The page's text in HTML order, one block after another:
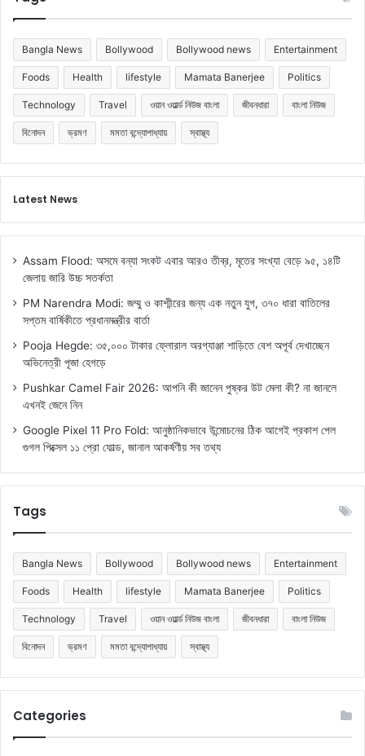
Bangla News Bollywood Bollywood news Entertainment
Foods Health lifestyle Mamata Banerjee Politics
Technology Travel ওয়ান ওয়ার্ল্ড নিউজ বাংলা জীবনধারা বাংলা নিউজ
বিনোদন ভ্রমণ মমতা বন্দ্যোপাধ্যায় স্বাস্থ্য
Latest News
Assam Flood: অসমে বন্যা সংকট এবার আরও তীব্র, মৃতের সংখ্যা বেড়ে ৯৫, ১৪টি
জেলায় জারি উচ্চ সতর্কতা
PM Narendra Modi: জম্মু ও কাশ্মীরের জন্য এক নতুন যুগ, ৩৭০ ধারা বাতিলের
সপ্তম বার্ষিকীতে প্রধানমন্ত্রীর বার্তা
Pooja Hegde: ৩৫,০০০ টাকার ফ্লোরাল অরগ্যাঞ্জা শাড়িতে বেশ অপূর্ব দেখাচ্ছেন
অভিনেত্রী পূজা হেগড়ে
Pushkar Camel Fair 2026: আপনি কী জানেন পুষ্কর উট মেলা কী? না জানলে
এখনই জেনে নিন
Google Pixel 11 Pro Fold: আনুষ্ঠানিকভাবে উন্মোচনের ঠিক আগেই প্রকাশ পেল
গুগল পিক্সেল ১১ প্রো ফোল্ড, জানাল আকর্ষণীয় সব তথ্য
Tags
Bangla News Bollywood Bollywood news Entertainment
Foods Health lifestyle Mamata Banerjee Politics
Technology Travel ওয়ান ওয়ার্ল্ড নিউজ বাংলা জীবনধারা বাংলা নিউজ
বিনোদন ভ্রমণ মমতা বন্দ্যোপাধ্যায় স্বাস্থ্য
Categories